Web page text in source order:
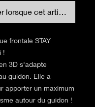
lorsque cet article est
frontale STAY
!
3D s'adapte
guidon. Elle a
apporter un maximum
autour du guidon !